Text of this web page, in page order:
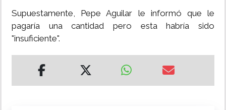
Supuestamente, Pepe Aguilar le informó que le
pagaría una cantidad pero esta habría sido
"insuficiente".